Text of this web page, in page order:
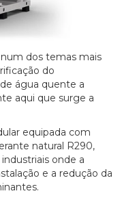
dos temas mais
do
água quente a
aqui que surge a
equipada com
natural R290,
onde a
e a redução da